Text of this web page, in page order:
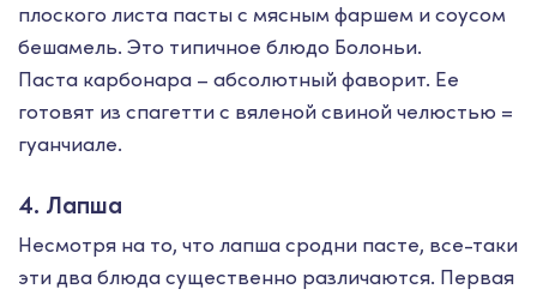
плоского листа пасты с мясным фаршем и соусом
бешамель. Это типичное блюдо Болоньи.
Паста карбонара – абсолютный фаворит. Ее
готовят из спагетти с вяленой свиной челюстью =
гуанчиале.
4. Лапша
Несмотря на то, что лапша сродни пасте, все-таки
эти два блюда существенно различаются. Первая